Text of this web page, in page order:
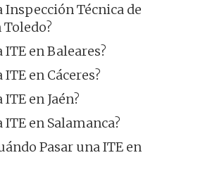
Inspección Técnica de
ITE en Baleares?
ITE en Cáceres?
ITE en Jaén?
ITE en Salamanca?
Pasar una ITE en